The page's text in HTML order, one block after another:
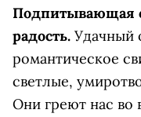
Подпитывающая
радость. Удачный
романтическое
светлые,
Они греют нас во